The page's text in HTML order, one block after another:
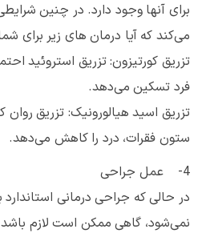
برای آنها وجود دارد. در چنین
می‌کند که آیا درمان های زیر برای
تزریق کورتیزون: تزریق استروئید
فرد تسکین می‌دهد.
تزریق اسید‌ هیالورونیک: تزریق روان
ستون فقرات، درد را کاهش می‌دهد.
4- عمل جراحی
در حالی که جراحی درمانی
نمی‌شود، گاهی ممکن است لازم